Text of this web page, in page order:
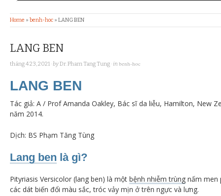
Home » benh-hoc » LANG BEN
LANG BEN
tháng 4 23, 2021 · byDr. Pham Tang Tung · in benh-hoc
LANG BEN
Tác giả: A / Prof Amanda Oakley, Bác sĩ da liễu, Hamilton, New
năm 2014.
Dịch: BS Phạm Tăng Tùng
Lang ben là gì?
Pityriasis Versicolor (lang ben) là một bệnh nhiễm trùng nấm men
các dát biến đổi màu sắc, tróc vảy mịn ở trên ngực và lưng.